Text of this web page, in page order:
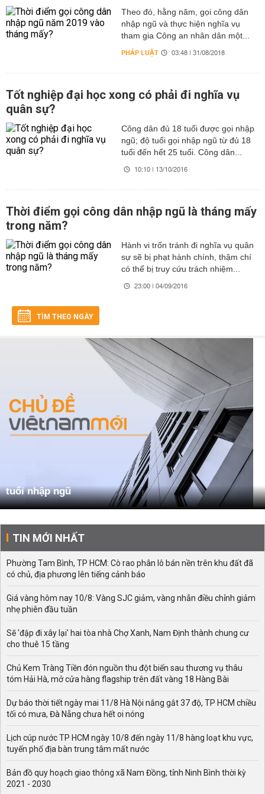
Theo đó, hằng năm, gọi công dân
nhập ngũ và thực hiện nghĩa vụ
tham gia Công an nhân dân một...
PHÁP LUẬT 03:48 | 31/08/2018
Tốt nghiệp đại học xong có phải đi nghĩa vụ
quân sự?
Công dân đủ 18 tuổi được gọi nhập
ngũ; độ tuổi gọi nhập ngũ từ đủ 18
tuổi đến hết 25 tuổi. Công dân...
10:10 | 13/10/2016
Thời điểm gọi công dân nhập ngũ là tháng mấy
trong năm?
Hành vi trốn tránh đi nghĩa vụ quân
sự sẽ bị phạt hành chính, thậm chí
có thể bị truy cứu trách nhiệm...
23:00 | 04/09/2016
TÌM THEO NGÀY
tuổi nhập ngũ
TIN MỚI NHẤT
Phường Tam Bình, TP HCM: Cò rao phân lô bán nền trên khu đất đã
có chủ, địa phương lên tiếng cảnh báo
Giá vàng hôm nay 10/8: Vàng SJC giảm, vàng nhẫn điều chỉnh giảm
nhẹ phiên đầu tuần
Sẽ 'đập đi xây lại' hai tòa nhà Chợ Xanh, Nam Định thành chung cư
cho thuê 15 tầng
Chủ Kem Tràng Tiền đón nguồn thu đột biến sau thương vụ thâu
tóm Hải Hà, mở cửa hàng flagship trên đất vàng 18 Hàng Bài
Dự báo thời tiết ngày mai 11/8 Hà Nội nắng gắt 37 độ, TP HCM chiều
tối có mưa, Đà Nẵng chưa hết oi nóng
Lịch cúp nước TP HCM ngày 10/8 đến ngày 11/8 hàng loạt khu vực,
tuyến phố địa bàn trung tâm mất nước
Bản đồ quy hoạch giao thông xã Nam Đồng, tỉnh Ninh Bình thời kỳ
2021 - 2030